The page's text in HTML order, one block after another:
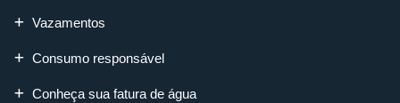
Vazamentos
Consumo responsável
Conheça sua fatura de água